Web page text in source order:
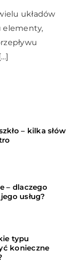
układów
elementy,
– kilka słów
– dlaczego
usług?
typu
konieczne